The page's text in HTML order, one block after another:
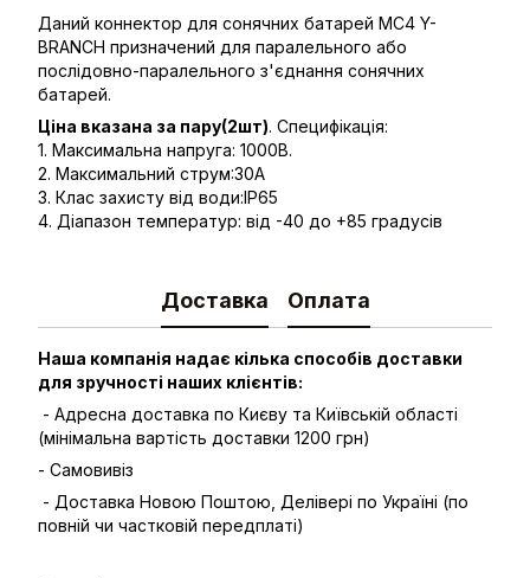
Даний коннектор для сонячних батарей MC4 Y-
BRANCH призначений для паралельного або
послідовно-паралельного з'єднання сонячних
батарей.
Ціна вказана за пару(2шт). Специфікація:
1. Максимальна напруга: 1000В.
2. Максимальний струм:30А
3. Клас захисту від води:IP65
4. Діапазон температур: від -40 до +85 градусів
Доставка Оплата
Наша компанія надає кілька способів доставки
для зручності наших клієнтів:
- Адресна доставка по Києву та Київській області
(мінімальна вартість доставки 1200 грн)
- Самовивіз
- Доставка Новою Поштою, Делівері по Україні (по
повній чи частковій передплаті)